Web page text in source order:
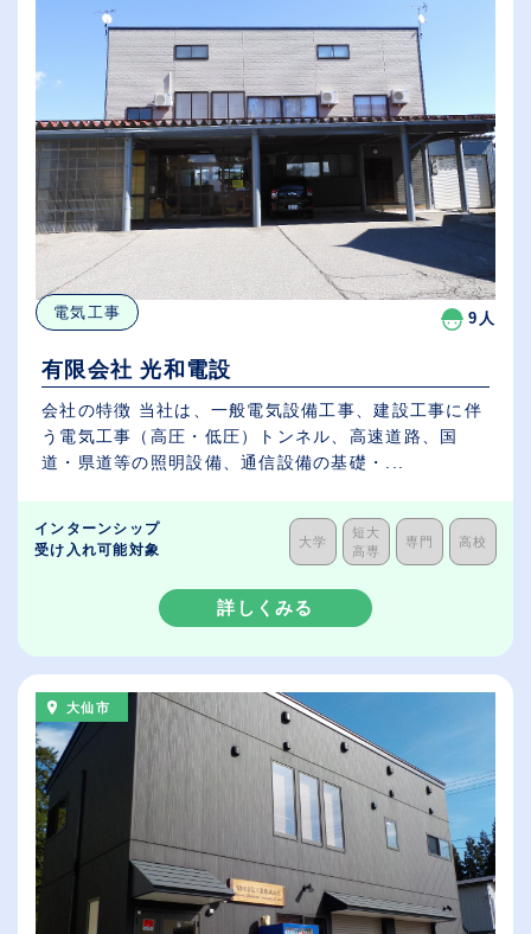
電気工事 9人
有限会社 光和電設
会社の特徴 当社は、一般電気設備工事、建設工事に伴
う電気工事（高圧・低圧）トンネル、高速道路、国
道・県道等の照明設備、通信設備の基礎・...
インターンシップ
受け入れ可能対象
大学
短大
高専
専門 高校
詳しくみる
大仙市